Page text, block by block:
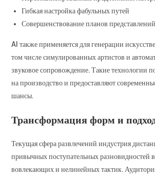
Гибкая настройка фабульных путей
Совершенствование планов представлений
AI также применяется для генерации
том числе симулированных артистов и
звуковое сопровождение. Такие технологии
на производство и предоставляют
шансы.
Трансформация форм и
Текущая сфера развлечений индустрия
привычных поступательных разновидностей
вовлекающих и нелинейных тактик.